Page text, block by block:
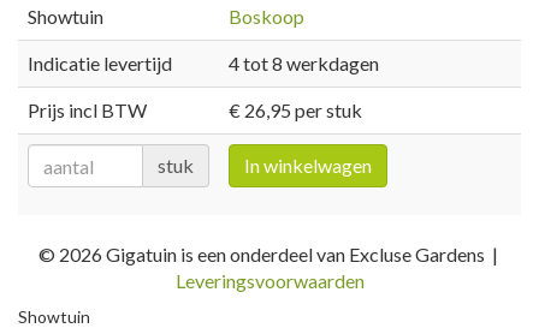
Showtuin Boskoop
Indicatie levertijd 4 tot 8 werkdagen
Prijs incl BTW € 26,95 per stuk
stuk In winkelwagen
© 2026 Gigatuin is een onderdeel van Excluse Gardens |
Leveringsvoorwaarden
Showtuin